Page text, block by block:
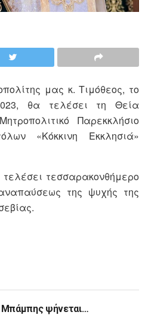
μας κ. Τιμόθεος, το
θα τελέσει τη Θεία
Παρεκκλήσιο
«Κόκκινη Εκκλησιά»
τεσσαρακονθήμερο
της ψυχής της
ψήνεται…